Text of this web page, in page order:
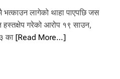
लागेको थाहा पाएपछि जस
हस्तक्षेप गरेको आरोप १९ साउन,
का [Read More…]